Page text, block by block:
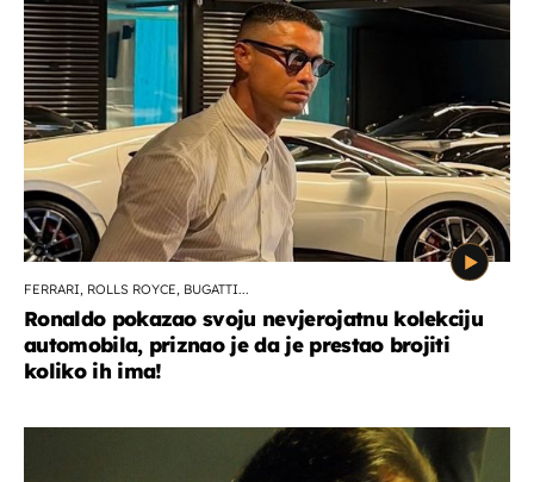
FERRARI, ROLLS ROYCE, BUGATTI...
Ronaldo pokazao svoju nevjerojatnu kolekciju
automobila, priznao je da je prestao brojiti
koliko ih ima!